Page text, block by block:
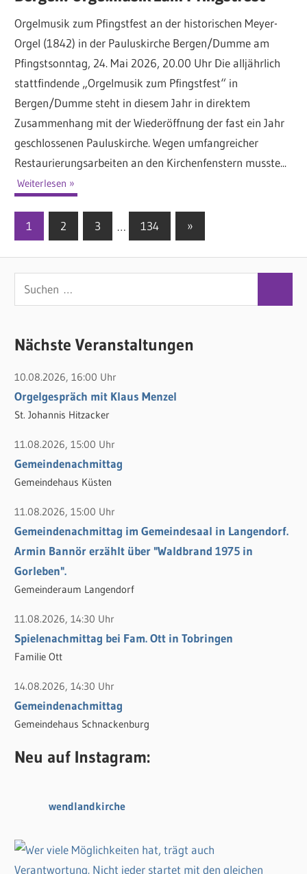
Orgelmusik zum Pfingstfest an der historischen Meyer-
Orgel (1842) in der Pauluskirche Bergen/Dumme am
Pfingstsonntag, 24. Mai 2026, 20.00 Uhr Die alljährlich
stattfindende „Orgelmusik zum Pfingstfest“ in
Bergen/Dumme steht in diesem Jahr in direktem
Zusammenhang mit der Wiederöffnung der fast ein Jahr
geschlossenen Pauluskirche. Wegen umfangreicher
Restaurierungsarbeiten an den Kirchenfenstern musste...
Weiterlesen
Seitennummerierung
der
Beiträge
1 2 3 … 134
Nächste
»
u
h
n
n
a
c
h
:
Nächste Veranstaltungen
10.08.2026, 16:00 Uhr
Orgelgespräch mit Klaus Menzel
St. Johannis Hitzacker
11.08.2026, 15:00 Uhr
Gemeindenachmittag
Gemeindehaus Küsten
11.08.2026, 15:00 Uhr
Gemeindenachmittag im Gemeindesaal in Langendorf.
Armin Bannör erzählt über "Waldbrand 1975 in
Gorleben".
Gemeinderaum Langendorf
11.08.2026, 14:30 Uhr
Spielenachmittag bei Fam. Ott in Tobringen
Familie Ott
14.08.2026, 14:30 Uhr
Gemeindenachmittag
Gemeindehaus Schnackenburg
Neu auf Instagram:
wendlandkirche